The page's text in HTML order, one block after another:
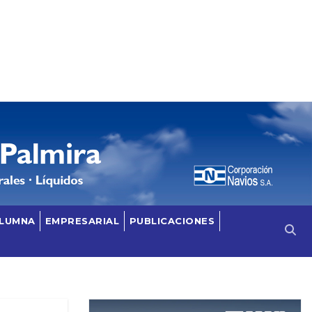
EMPRESARIAL PUBLICACIONES